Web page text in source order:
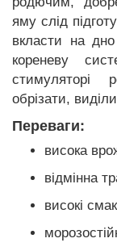
яму слід
вкласти на
кореневу
стимуляторі
обрізати,
Переваги:
висока
відмінна
високі